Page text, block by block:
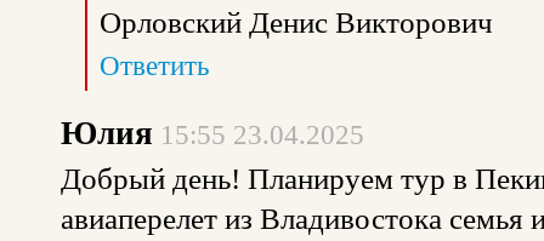
Орловский Денис Викторович
Ответить
Юлия 15:55 23.04.2025
Добрый день! Планируем тур в
авиаперелет из Владивостока семья